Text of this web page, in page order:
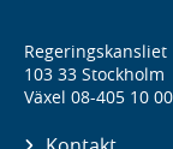
Regeringskansliet
103 33 Stockholm
Växel 08-405 10 00